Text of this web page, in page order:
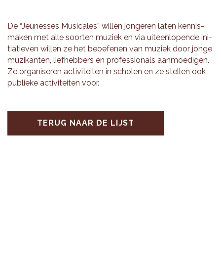
De “Jeu­nes­ses Mu­si­ca­les” wil­len jon­ge­ren laten ken­nis­
ma­ken met alle soor­ten mu­ziek en via uit­een­lo­pen­de ini­
ti­a­tie­ven wil­len ze het be­oe­fe­nen van mu­ziek door jonge
mu­zi­kan­ten, lief­heb­bers en pro­fes­si­o­nals aan­moe­di­gen.
Ze or­ga­ni­se­ren ac­ti­vi­tei­ten in scho­len en ze stel­len ook
pu­blie­ke ac­ti­vi­tei­ten voor.
TERUG NAAR DE LIJST